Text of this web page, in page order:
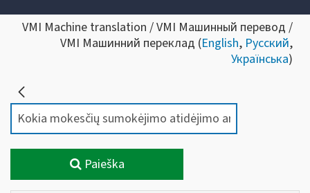
VMI Machine translation / VMI Машинный перевод /
VMI Машинний переклад (English, Русский,
Українська)
Paieška